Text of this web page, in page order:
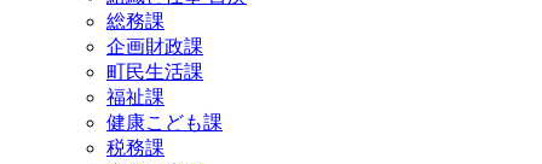
総務課
企画財政課
町民生活課
福祉課
健康こども課
税務課